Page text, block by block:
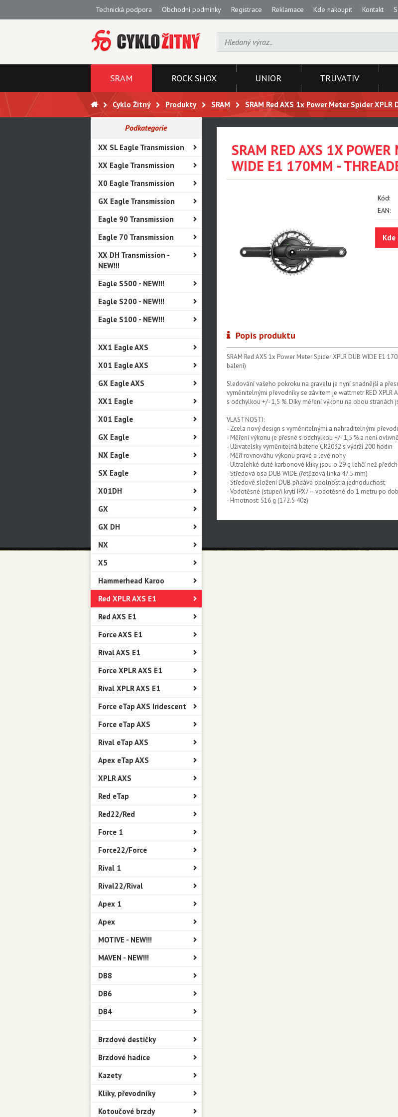
Technická podpora Obchodní podmínky Registrace Reklamace Kde nakoupit Kontakt
SRAM ROCK SHOX UNIOR TRUVATIV
Cyklo Žitný Produkty SRAM SRAM Red AXS 1x Power Meter Spider
Podkategorie
XX SL Eagle Transmission
XX Eagle Transmission
X0 Eagle Transmission
GX Eagle Transmission
Eagle 90 Transmission
Eagle 70 Transmission
XX DH Transmission -
NEW!!!
Eagle S500 - NEW!!!
Eagle S200 - NEW!!!
Eagle S100 - NEW!!!
XX1 Eagle AXS
X01 Eagle AXS
GX Eagle AXS
XX1 Eagle
X01 Eagle
GX Eagle
NX Eagle
SX Eagle
X01DH
GX
GX DH
NX
X5
Hammerhead Karoo
Red XPLR AXS E1
Red AXS E1
Force AXS E1
Rival AXS E1
Force XPLR AXS E1
Rival XPLR AXS E1
Force eTap AXS Iridescent
Force eTap AXS
Rival eTap AXS
Apex eTap AXS
XPLR AXS
Red eTap
Red22/Red
Force 1
Force22/Force
Rival 1
Rival22/Rival
Apex 1
Apex
MOTIVE - NEW!!!
MAVEN - NEW!!!
DB8
DB6
DB4
Brzdové destičky
Brzdové hadice
Kazety
Kliky, převodníky
Kotoučové brzdy
SRAM RED AXS 1X
WIDE E1 170MM -
Kód:
EAN:
Popis produktu
SRAM Red AXS 1x Power Meter Spider XPLR DUB WIDE E1
balení)
Sledování vašeho pokroku na gravelu je nyní snadnější a
vyměnitelnými převodníky se závitem je wattmetr RED XPLR
s odchylkou +/- 1,5 %. Díky měření výkonu na obou
VLASTNOSTI:
- Zcela nový design s vyměnitelnými a nahraditelnými
- Měření výkonu je přesné s odchylkou +/- 1,5 % a není
- Uživatelsky vyměnitelná baterie CR2032 s výdrží 200 hodin
- Měří rovnováhu výkonu pravé a levé nohy
- Ultralehké duté karbonové kliky jsou o 29 g lehčí než
- Středová osa DUB WIDE (řetězová linka 47.5 mm)
- Středové složení DUB přidává odolnost a jednoduchost
- Vodotěsné (stupeň krytí IPX7 – vodotěsné do 1 metru po
- Hmotnost: 516 g (172.5 40z)